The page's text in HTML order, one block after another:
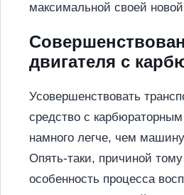
максимальной своей
двигателя с
Усовершенствовать
средство с
намного легче, чем
Опять-таки, причиной тому
особенность процесса